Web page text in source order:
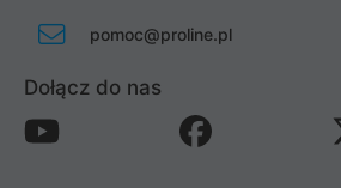
pomoc@proline.pl
Dołącz do nas